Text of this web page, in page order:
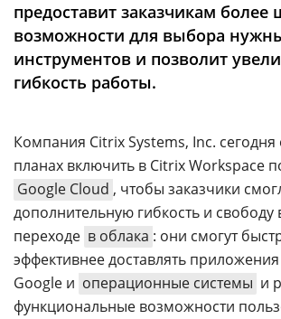
Конференции
Техника
издании
Реклама
Вакансии
Контакты
Telegram
Дзен
VK
Rutube
предоставит заказчикам более
возможности для выбора
инструментов и позволит
гибкость работы.
Компания Citrix Systems, Inc.
планах включить в Citrix Workspace
Google Cloud , чтобы заказчики
дополнительную гибкость и
переходе в облака : они смогут
эффективнее доставлять приложения
Google и операционные системы и
функциональные возможности